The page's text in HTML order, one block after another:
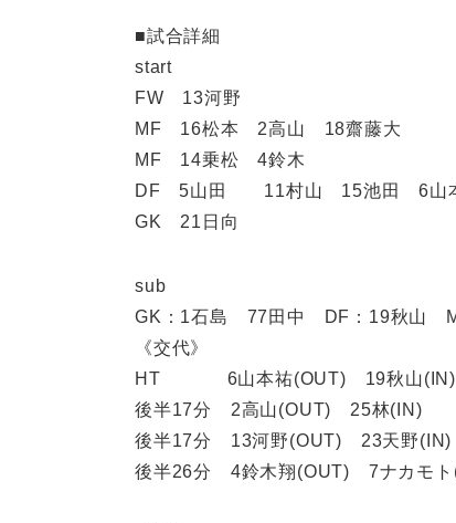
■試合詳細
start
FW 13河野
MF 16松本 2高山 18齋藤大
MF 14乗松 4鈴木
DF 5山田 11村山 15池田 6山
GK 21日向
sub
GK：1石島 77田中 DF：19秋山
《交代》
HT 6山本祐(OUT) 19秋山(IN)
後半17分 2高山(OUT) 25林(IN)
後半17分 13河野(OUT) 23天野(IN)
後半26分 4鈴木翔(OUT) 7ナカモト